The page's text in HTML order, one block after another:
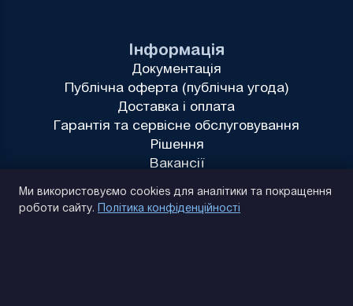
Інформація
Документація
Публічна оферта (публічна угода)
Доставка і оплата
Гарантія та сервісне обслуговування
Рішення
Вакансії
Ми використовуємо cookies для аналітики та покращення
роботи сайту. Політика конфіденційності